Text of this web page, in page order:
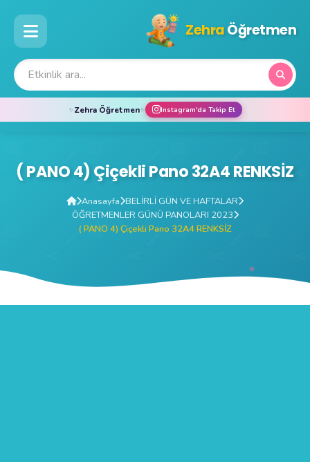
ZehraÖğretmen
✨Zehra Öğretmen✨ Instagram'da Takip Et
( PANO 4) Çiçekli Pano 32A4 RENKSİZ
Anasayfa BELİRLİ GÜN VE HAFTALAR
ÖĞRETMENLER GÜNÜ PANOLARI 2023
( PANO 4) Çiçekli Pano 32A4 RENKSİZ